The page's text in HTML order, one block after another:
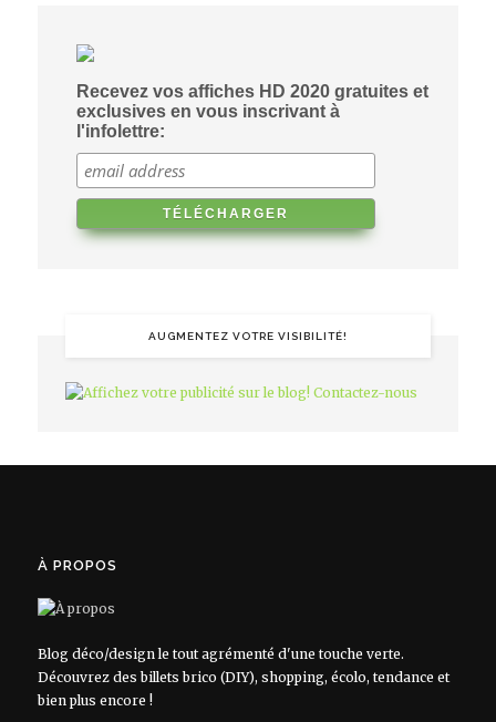
Recevez vos affiches HD 2020 gratuites et
exclusives en vous inscrivant à
l'infolettre:
AUGMENTEZ VOTRE VISIBILITÉ!
À PROPOS
Blog déco/design le tout agrémenté d'une touche verte.
Découvrez des billets brico (DIY), shopping, écolo, tendance et
bien plus encore !